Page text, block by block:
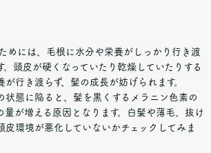
めには、毛根に水分や栄養がしっかり行き渡
。頭皮が硬くなっていたり乾燥していたりする
が行き渡らず、髪の成長が妨げられます。
状態に陥ると、髪を黒くするメラニン色素の
量が増える原因となります。白髪や薄毛、抜け
皮環境が悪化していないかチェックしてみま